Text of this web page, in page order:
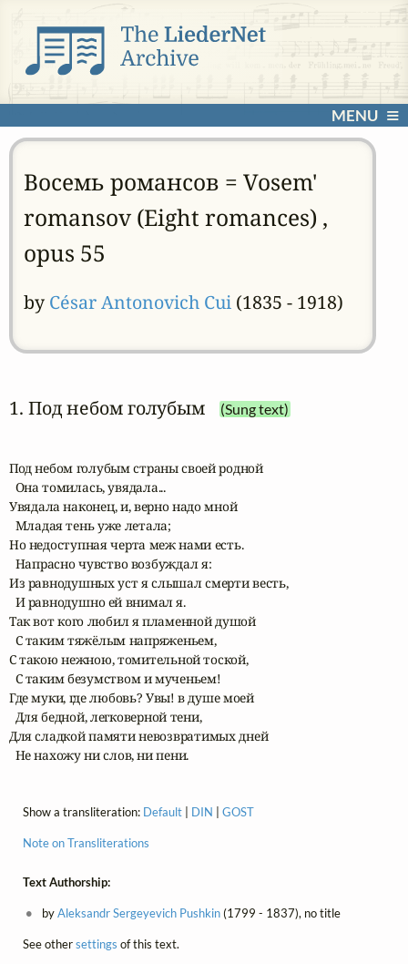
MENU
Восемь романсов = Vosem'
romansov (Eight romances) ,
opus 55
by César Antonovich Cui(1835 - 1918)
1. Под небом голубым (Sung text)
Под небом голубым страны своей родной
  Она томилась, увядала...
Увядала наконец, и, верно надо мной
  Младая тень уже летала;
Но недоступная черта меж нами есть.
  Напрасно чувство возбуждал я:
Из равнодушных уст я слышал смерти весть,
  И равнодушно ей внимал я.
Так вот кого любил я пламенной душой
  С таким тяжёлым напряженьем,
С такою нежною, томительной тоской,
  С таким безумством и мученьем!
Где муки, где любовь? Увы! в душе моей
  Для бедной, легковерной тени,
Для сладкой памяти невозвратимых дней
  Не нахожу ни слов, ни пени.
Show a transliteration: Default| DIN GOST
Note on Transliterations
Text Authorship:
byAleksandr Sergeyevich Pushkin(1799 - 1837), no title
See othersettings of this text.